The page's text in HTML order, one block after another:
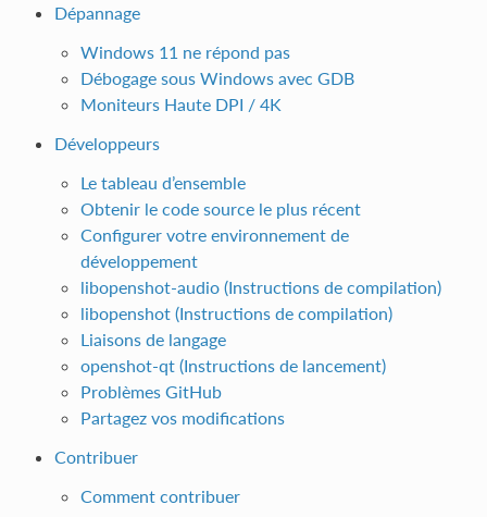
Dépannage
Windows 11 ne répond pas
Débogage sous Windows avec GDB
Moniteurs Haute DPI / 4K
Développeurs
Le tableau d’ensemble
Obtenir le code source le plus récent
Configurer votre environnement de
développement
libopenshot-audio (Instructions de compilation)
libopenshot (Instructions de compilation)
Liaisons de langage
openshot-qt (Instructions de lancement)
Problèmes GitHub
Partagez vos modifications
Contribuer
Comment contribuer